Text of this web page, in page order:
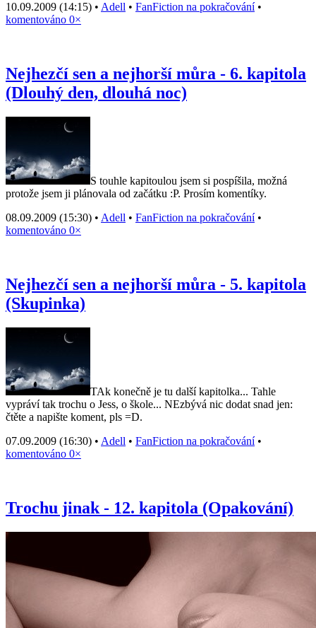
10.09.2009 (14:15) • Adell • FanFiction na pokračování•
komentováno 0×
Nejhezčí sen a nejhorší můra - 6. kapitola
(Dlouhý den, dlouhá noc)
S touhle kapitoulou jsem si pospíšila, možná
protože jsem ji plánovala od začátku :P. Prosím komentíky.
08.09.2009 (15:30) • Adell • FanFiction na pokračování•
komentováno 0×
Nejhezčí sen a nejhorší můra - 5. kapitola
(Skupinka)
TAk konečně je tu další kapitolka... Tahle
vypráví tak trochu o Jess, o škole... NEzbývá nic dodat snad jen:
čtěte a napište koment, pls =D.
07.09.2009 (16:30) • Adell • FanFiction na pokračování•
komentováno 0×
Trochu jinak - 12. kapitola (Opakování)